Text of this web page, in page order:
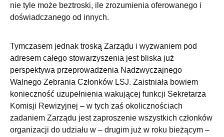
nie tyle może beztroski, ile zrozumienia oferowanego i
doświadczanego od innych.
Tymczasem jednak troską Zarządu i wyzwaniem pod
adresem całego stowarzyszenia jest bliska już
perspektywa przeprowadzenia Nadzwyczajnego
Walnego Zebrania Członków LSJ. Zaistniała bowiem
konieczność uzupełnienia wakującej funkcji Sekretarza
Komisji Rewizyjnej – w tych zaś okolicznościach
zadaniem Zarządu jest zaproszenie wszystkich członków
organizacji do udziału w – drugim już w roku bieżącym –